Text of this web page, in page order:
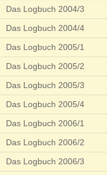
Das Logbuch 2004/3
Das Logbuch 2004/4
Das Logbuch 2005/1
Das Logbuch 2005/2
Das Logbuch 2005/3
Das Logbuch 2005/4
Das Logbuch 2006/1
Das Logbuch 2006/2
Das Logbuch 2006/3